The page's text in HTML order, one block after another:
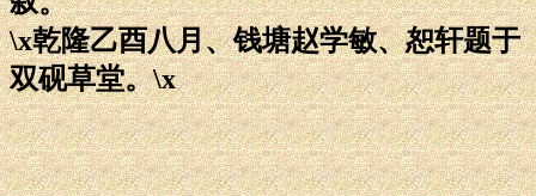
\x乾隆乙酉八月、钱塘赵学敏、恕轩题于
双砚草堂。\x